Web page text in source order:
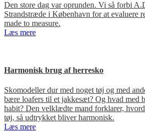
Den store dag var oprunden. Vi så forbi
Strandstræde i København for at evaluere
made to measure.
Læs mere
Harmonisk brug af herresko
Skomodeller dur med noget tøj og med
bære loafers til et jakkesæt? Og hvad med
habit? Den velklædte mand forklarer,
tøj, så udtrykket bliver harmonisk.
Læs mere